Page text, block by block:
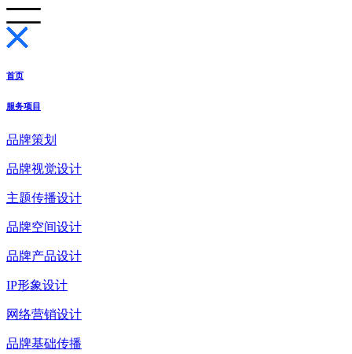
首页
服务项目
品牌策划
品牌视觉设计
主题传播设计
品牌空间设计
品牌产品设计
IP形象设计
网络营销设计
品牌基础传播